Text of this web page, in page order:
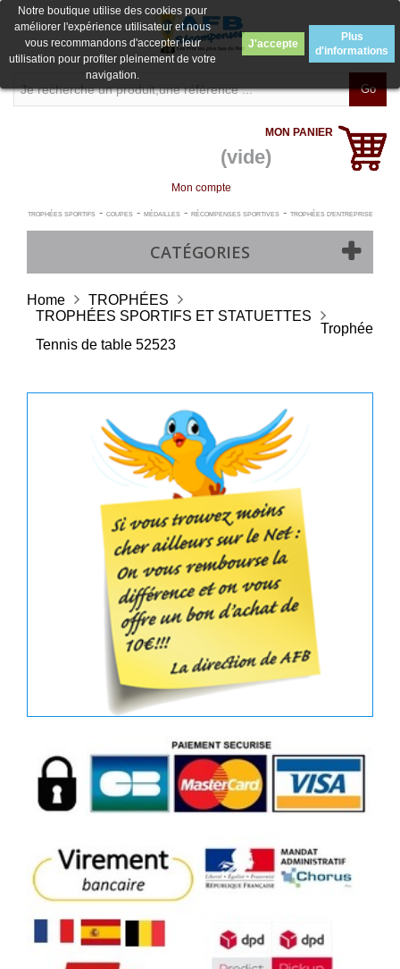
Go
MON PANIER
(vide)
Mon compte
TROPHÉES SPORTIFS- COUPES- MÉDAILLES- RÉCOMPENSES SPORTIVES- TROPHÉES D'ENTREPRISE
CATÉGORIES
Notre boutique utilise des cookies pour
améliorer l'expérience utilisateur et nous
vous recommandons d'accepter leur
utilisation pour profiter pleinement de votre
navigation.
J'accepte
Plus
d'informations
Home
TROPHÉES
TROPHÉES SPORTIFS ET STATUETTES
Trophée
Tennis de table 52523